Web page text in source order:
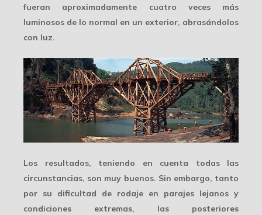
fueran aproximadamente cuatro veces más
luminosos de lo normal en un exterior, abrasándolos
con luz.
Los resultados, teniendo en cuenta todas las
circunstancias, son muy buenos. Sin embargo, tanto
por su dificultad de rodaje en parajes lejanos y
condiciones extremas, las posteriores